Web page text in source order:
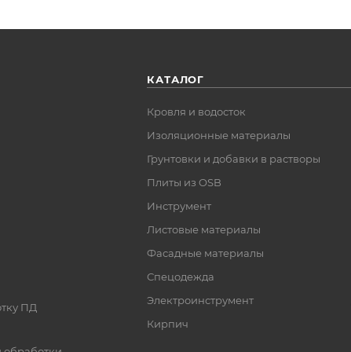
ПД
КАТАЛОГ
Кровля и водосток
Изоляционные материалы
Грунтовки и добавки в растворы
Плиты из OSB
Инструмент
Листовые материалы
Фасадные материалы
Спецодежда
Электроинструмент
Кирпич